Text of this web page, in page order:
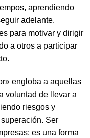
aprendiendo
adelante.
para motivar y dirigir
a otros a participar
engloba a aquellas
voluntad de llevar a
riesgos y
Ser
es una forma